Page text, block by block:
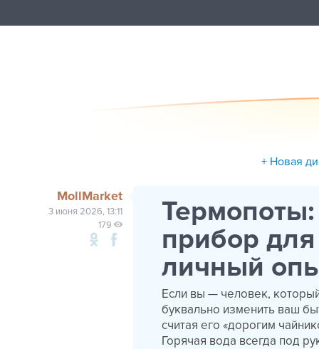
+ Новая
MollMarket
3 июня 2026, 13:11
179
прибор
личный
Если вы — человек,
буквально изменить ваш
считая его «дорогим
Горячая вода всегда под